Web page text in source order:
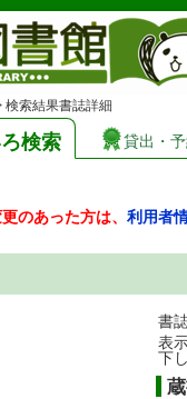
検索結果書誌詳細
検索 貸出・
のあった方は、 利用者
書
表
下